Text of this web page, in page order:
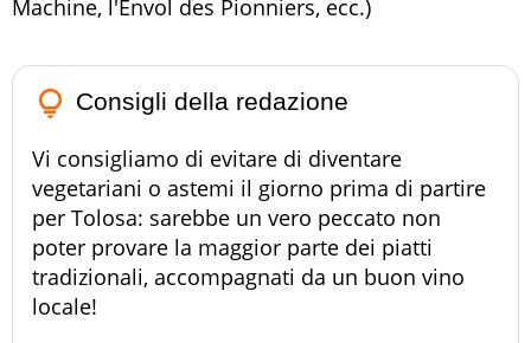
Machine, l'Envol des Pionniers, ecc.)
lightbulb_outline Consigli della redazione
Vi consigliamo di evitare di diventare
vegetariani o astemi il giorno prima di partire
per Tolosa: sarebbe un vero peccato non
poter provare la maggior parte dei piatti
tradizionali, accompagnati da un buon vino
locale!